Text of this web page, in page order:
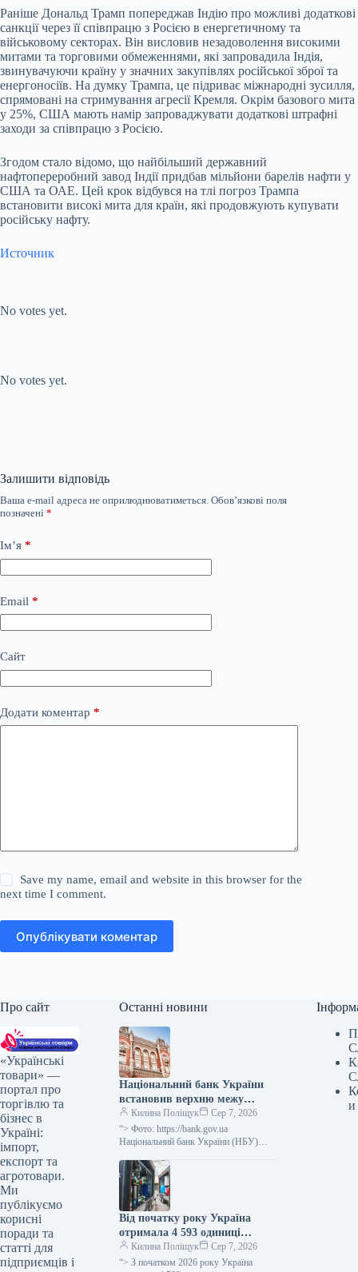
Раніше Дональд Трамп попереджав Індію про можливі додаткові
санкції через її співпрацю з Росією в енергетичному та
військовому секторах. Він висловив незадоволення високими
митами та торговими обмеженнями, які запровадила Індія,
звинувачуючи країну у значних закупівлях російської зброї та
енергоносіїв. На думку Трампа, це підриває міжнародні зусилля,
спрямовані на стримування агресії Кремля. Окрім базового мита
у 25%, США мають намір запроваджувати додаткові штрафні
заходи за співпрацю з Росією.
Згодом стало відомо, що найбільший державний
нафтопереробний завод Індії придбав мільйони барелів нафти у
США та ОАЕ. Цей крок відбувся на тлі погроз Трампа
встановити високі мита для країн, які продовжують купувати
російську нафту.
Источник
No votes yet.
No votes yet.
Залишити відповідь
Ваша e-mail адреса не оприлюднюватиметься. Обов’язкові поля
позначені *
Ім’я *
Email *
Сайт
Додати коментар *
Save my name, email and website in this browser for the
next time I comment.
Опублікувати коментар
Про сайт
«Українські
товари» —
портал про
торгівлю та
бізнес в
Україні:
імпорт,
експорт та
агротовари.
Ми
публікуємо
корисні
поради та
статті для
підприємців і
Останні новини
Національний банк України
встановив верхню межу
відсоткової ставки за
тримісячними депозитними
сертифікатами, яка не
плюс 3,5 процентних пункти.
Килина Поліщук
Сер 7, 2026
“> Фото: https://bank.gov.ua
Національний банк України (НБУ)
тримісячними обмеженими
депозитними сертифікатами, який
дорівнює обліковій ставці плюс…
Від початку року Україна
отримала 4 593 одиниці
енергетичного обладнання, ще
1 206 очікується.
Килина Поліщук
Сер 7, 2026
“> З початком 2026 року Україна
и